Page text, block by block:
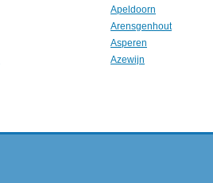
Apeldoorn
Arensgenhout
Asperen
Azewijn